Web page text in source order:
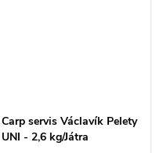
Carp servis Václavík Pelety
UNI - 2,6 kg/Játra